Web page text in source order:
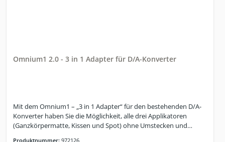
Omnium1 2.0 - 3 in 1 Adapter für D/A-Konverter
Mit dem Omnium1 – „3 in 1 Adapter“ für den bestehenden D/A-
Konverter haben Sie die Möglichkeit, alle drei Applikatoren
(Ganzkörpermatte, Kissen und Spot) ohne Umstecken und
Produktnummer: 972126